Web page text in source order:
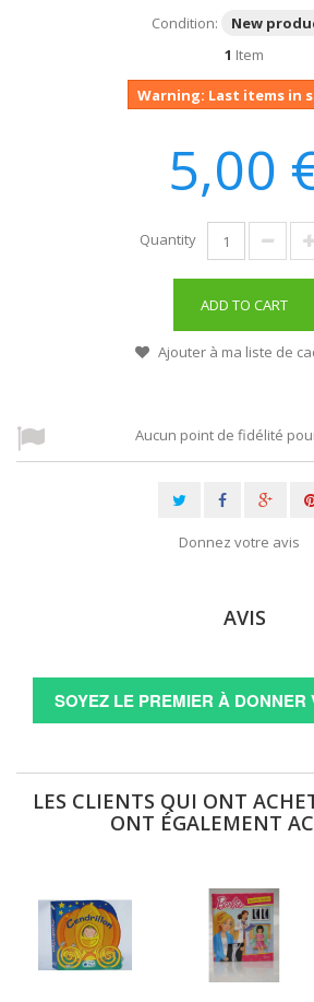
Condition:
New
1 Item
Warning: Last items in
5,00
Quantity
ADD TO CART
Ajouter à ma liste de
Aucun point de fidélité
Donnez votre avis
AVIS
SOYEZ LE PREMIER À DONNER
LES CLIENTS QUI ONT
ONT ÉGALEMENT